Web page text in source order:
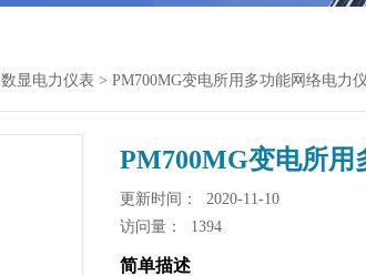
数显电力仪表 > PM700MG变电所用多功能网络电力
PM700MG变电所用
更新时间： 2020-11-10
访问量： 1394
简单描述